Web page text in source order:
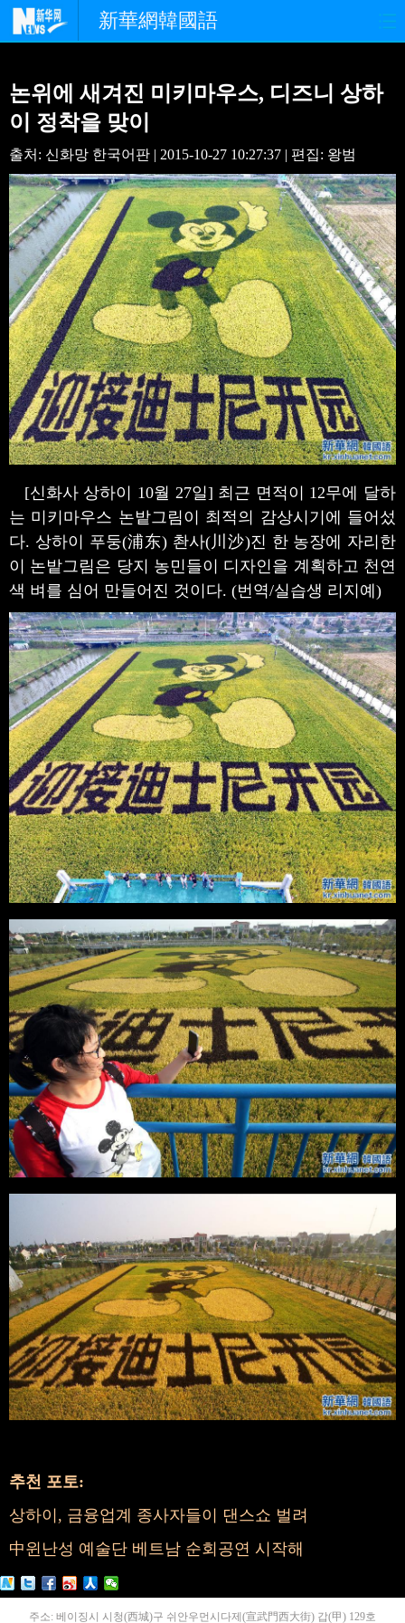
新華網韓國語
경제
중한교류 핫 TV 문화
연예 관광 오피니언
생생 중국어
논위에 새겨진 미키마우스, 디즈니 상하
이 정착을 맞이
출처: 신화망 한국어판 | 2015-10-27 10:27:37 | 편집: 왕범
[신화사 상하이 10월 27일] 최근 면적이 12무에 달하
는 미키마우스 논밭그림이 최적의 감상시기에 들어섰
다. 상하이 푸둥(浦东) 촨사(川沙)진 한 농장에 자리한
이 논밭그림은 당지 농민들이 디자인을 계획하고 천연
색 벼를 심어 만들어진 것이다. (번역/실습생 리지예)
추천 포토:
상하이, 금융업계 종사자들이 댄스쇼 벌려
中윈난성 예술단 베트남 순회공연 시작해
주소: 베이징시 시청(西城)구 쉬안우먼시다제(宣武門西大街) 갑(甲) 129호